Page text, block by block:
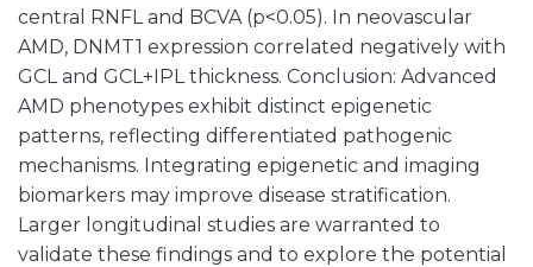
central RNFL and BCVA (p<0.05). In neovascular
AMD, DNMT1 expression correlated negatively with
GCL and GCL+IPL thickness. Conclusion: Advanced
AMD phenotypes exhibit distinct epigenetic
patterns, reflecting differentiated pathogenic
mechanisms. Integrating epigenetic and imaging
biomarkers may improve disease stratification.
Larger longitudinal studies are warranted to
validate these findings and to explore the potential